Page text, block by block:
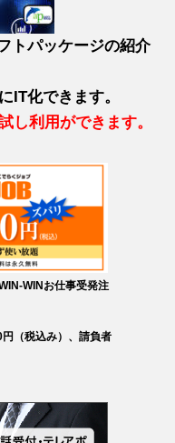
トパッケージの紹介
IT化できます。
し利用ができます。
WINお仕事受発注
（税込み）、請負者